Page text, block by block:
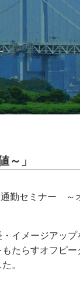
」
勤セミナー ～
イメージアッ
たらすオフピー
。